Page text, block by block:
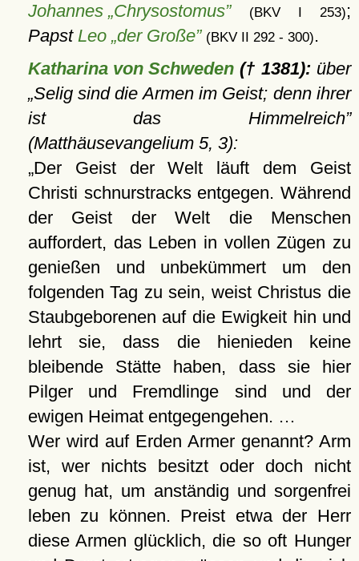
Johannes „Chrysostomus”
(BKV I 253);
Papst Leo „der Große” (BKV II 292 - 300).
Katharina von Schweden(† 1381): über
Selig sind die Armen im Geist; denn ihrer
ist das Himmelreich
(Matthäusevangelium 5, 3):
Der Geist der Welt läuft dem Geist
Christi schnurstracks entgegen. Während
der Geist der Welt die Menschen
auffordert, das Leben in vollen Zügen zu
genießen und unbekümmert um den
folgenden Tag zu sein, weist Christus die
Staubgeborenen auf die Ewigkeit hin und
lehrt sie, dass die hienieden keine
bleibende Stätte haben, dass sie hier
Pilger und Fremdlinge sind und der
ewigen Heimat entgegengehen. …
Wer wird auf Erden Armer genannt? Arm
ist, wer nichts besitzt oder doch nicht
genug hat, um anständig und sorgenfrei
leben zu können. Preist etwa der Herr
diese Armen glücklich, die so oft Hunger